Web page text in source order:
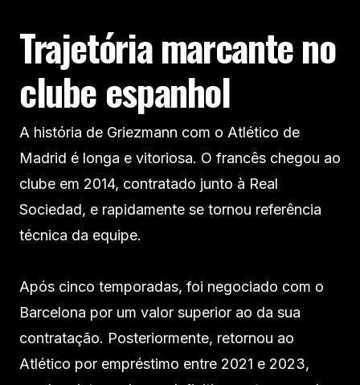
Trajetória marcante no
clube espanhol
A história de Griezmann com o Atlético de
Madrid é longa e vitoriosa. O francês chegou ao
clube em 2014, contratado junto à Real
Sociedad, e rapidamente se tornou referência
técnica da equipe.
Após cinco temporadas, foi negociado com o
Barcelona por um valor superior ao da sua
contratação. Posteriormente, retornou ao
Atlético por empréstimo entre 2021 e 2023,